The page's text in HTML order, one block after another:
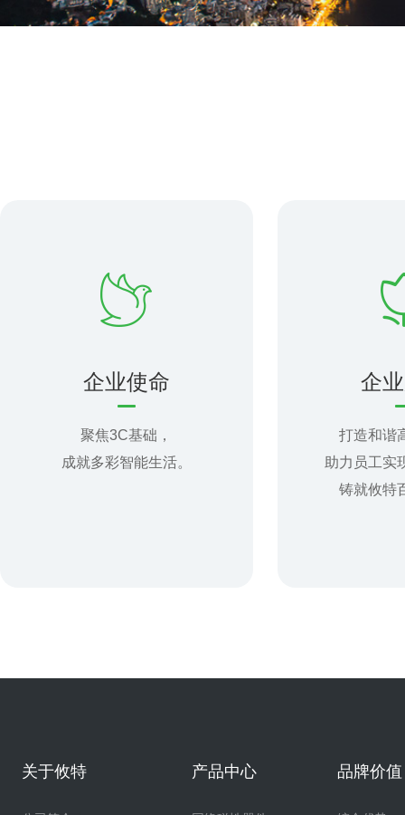
企业使命
聚焦3C基础，
成就多彩智能生活。
企
打造和谐
助力员工实
铸就攸特
关于攸特 产品中心 品牌价值